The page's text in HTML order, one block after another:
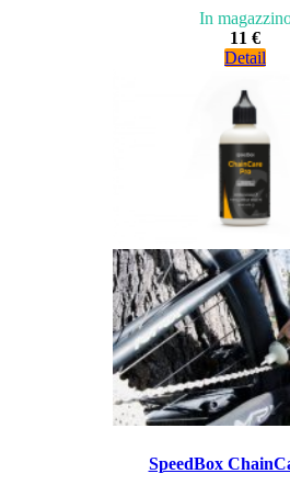
In
11 €
Detail
SpeedBox